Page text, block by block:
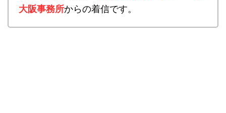
大阪事務所からの着信です。